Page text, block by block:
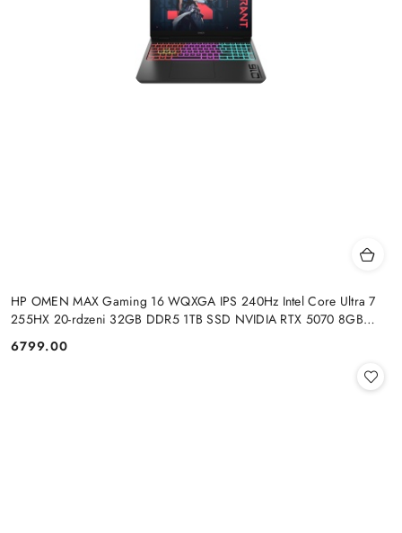
HP OMEN MAX Gaming 16 WQXGA IPS 240Hz Intel Core Ultra 7
255HX 20-rdzeni 32GB DDR5 1TB SSD NVIDIA RTX 5070 8GB
Windows 11
Cena:
6799.00